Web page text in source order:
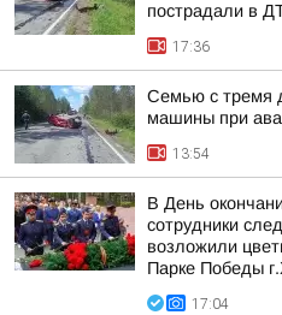
пострадали в
17:36
Семью с тремя
машины при
13:54
В День
сотрудники
возложили
Парке Победы
17:04